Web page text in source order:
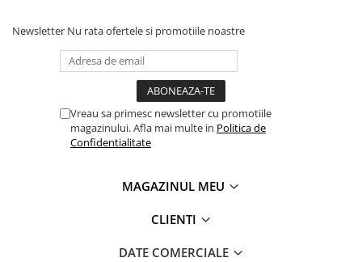
Tarozi si filiere
Accesorii utilaje
Accesorii masini de gaurit si frezat
Accesorii pentru ferastraie
mecanice cu banda si disc
Accesorii pentru masini de ascutit
Accesorii pentru masini de slefuit
Newsletter Nu rata ofertele si promotiile noastre
Vreau sa primesc newsletter cu promotiile
magazinului. Afla mai multe in Politica de
Confidentialitate
MAGAZINUL MEU
CLIENTI
DATE COMERCIALE